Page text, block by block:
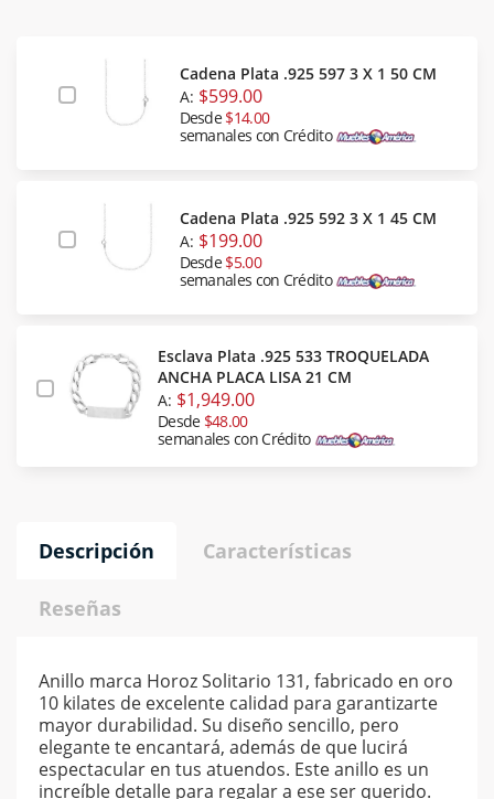
Cadena Plata .925 597 3 X 1 50 CM
A: $599.00
Desde$14.00
semanales con Crédito
Cadena Plata .925 592 3 X 1 45 CM
A: $199.00
Desde$5.00
semanales con Crédito
Esclava Plata .925 533 TROQUELADA
ANCHA PLACA LISA 21 CM
A: $1,949.00
Desde $48.00
semanales con Crédito
Descripción Características
Reseñas
Anillo marca Horoz Solitario 131, fabricado en oro
10 kilates de excelente calidad para garantizarte
mayor durabilidad. Su diseño sencillo, pero
elegante te encantará, además de que lucirá
espectacular en tus atuendos. Este anillo es un
increíble detalle para regalar a ese ser querido.